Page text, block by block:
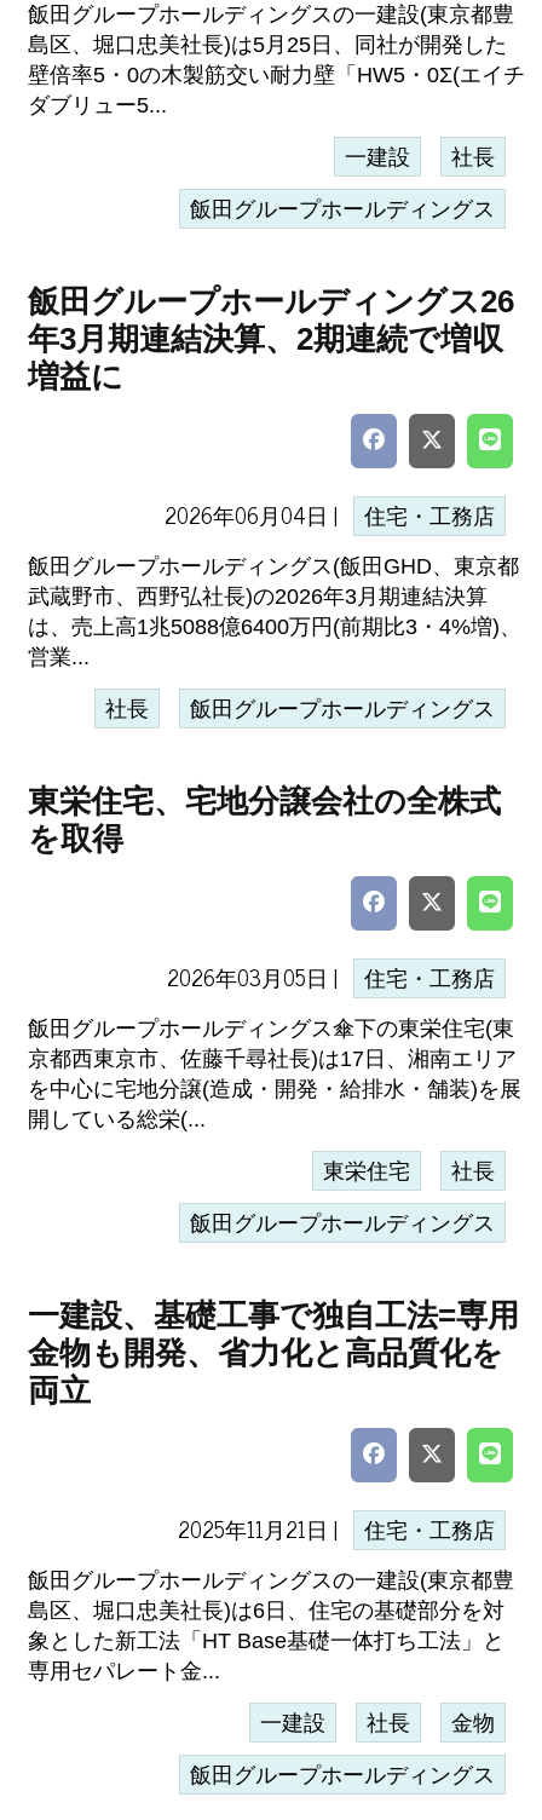
飯田グループホールディングスの一建設(東京都豊
島区、堀口忠美社長)は5月25日、同社が開発した
壁倍率5・0の木製筋交い耐力壁「HW5・0Σ(エイチ
ダブリュー5...
一建設 社長
飯田グループホールディングス
飯田グループホールディングス26
年3月期連結決算、2期連続で増収
増益に
2026年06月04日 | 住宅・工務店
飯田グループホールディングス(飯田GHD、東京都
武蔵野市、西野弘社長)の2026年3月期連結決算
は、売上高1兆5088億6400万円(前期比3・4%増)、
営業...
社長 飯田グループホールディングス
東栄住宅、宅地分譲会社の全株式
を取得
2026年03月05日 | 住宅・工務店
飯田グループホールディングス傘下の東栄住宅(東
京都西東京市、佐藤千尋社長)は17日、湘南エリア
を中心に宅地分譲(造成・開発・給排水・舗装)を展
開している総栄(...
東栄住宅 社長
飯田グループホールディングス
一建設、基礎工事で独自工法=専用
金物も開発、省力化と高品質化を
両立
2025年11月21日 | 住宅・工務店
飯田グループホールディングスの一建設(東京都豊
島区、堀口忠美社長)は6日、住宅の基礎部分を対
象とした新工法「HT Base基礎一体打ち工法」と
専用セパレート金...
一建設 社長 金物
飯田グループホールディングス